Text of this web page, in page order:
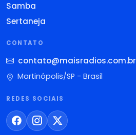
Samba
Sertaneja
CONTATO
contato@maisradios.com.br
Martinópolis/SP - Brasil
REDES SOCIAIS